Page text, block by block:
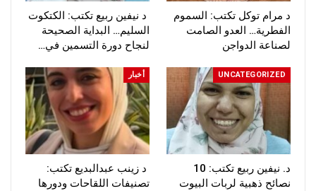
د مرام توكل تكتب: السموم
الفطرية… العدو الصامت
لصناعة الدواجن
د نيفين ربيع تكتب: الكتكوت
السليم… البداية الصحيحة
لنجاح دورة التسمين في…
UNCATEGORIZED
د. نيفين ربيع تكتب: 10
نصائح ذهبية لربات البيوت
أخبار
د زينب عبدالبديع تكتب:
تصنيفات اللقاحات ودورها